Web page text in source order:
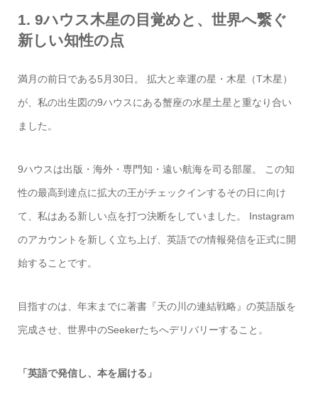
1. 9ハウス木星の目覚めと、世界へ繋ぐ
新しい知性の点
満月の前日である5月30日。 拡大と幸運の星・木星（T木星）
が、私の出生図の9ハウスにある蟹座の水星土星と重なり合い
ました。
9ハウスは出版・海外・専門知・遠い航海を司る部屋。 この知
性の最高到達点に拡大の王がチェックインするその日に向け
て、私はある新しい点を打つ決断をしていました。 Instagram
のアカウントを新しく立ち上げ、英語での情報発信を正式に開
始することです。
目指すのは、年末までに著書『天の川の連結戦略』の英語版を
完成させ、世界中のSeekerたちへデリバリーすること。
「英語で発信し、本を届ける」